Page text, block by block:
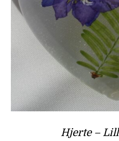
Hjerte –